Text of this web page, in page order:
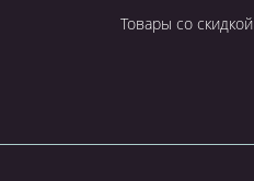
Товары со скидкой